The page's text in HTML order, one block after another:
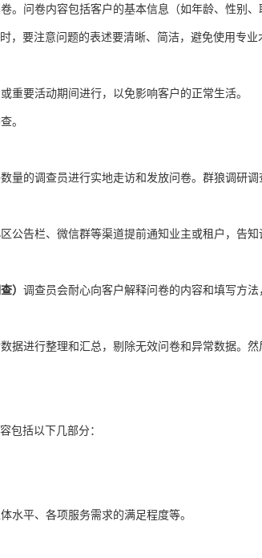
。问卷内容包括客户的基本信息（如年龄、性别
，要注意问题的表述要清晰、简洁，避免使用专业
重要活动期间进行，以免影响客户的正常生活。
。
量的调查员进行实地走访和发放问卷。 群狼调研调
公告栏、微信群等渠道提前通知业主或租户，告知
） 调查员会耐心向客户解释问卷的内容和填写方法
据进行整理和汇总，剔除无效问卷和异常数据。
包括以下几部分：
水平、各项服务需求的满足程度等。